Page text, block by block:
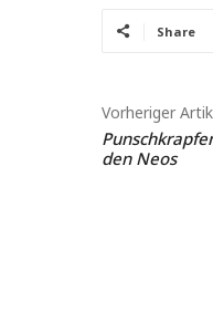
Share
Vorheriger
den Neos